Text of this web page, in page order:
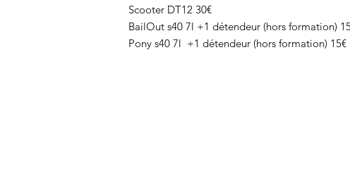
Scooter DT12 30€
BailOut s40 7l +1 détendeur (hors formation)
Pony s40 7l +1 détendeur (hors formation) 15€